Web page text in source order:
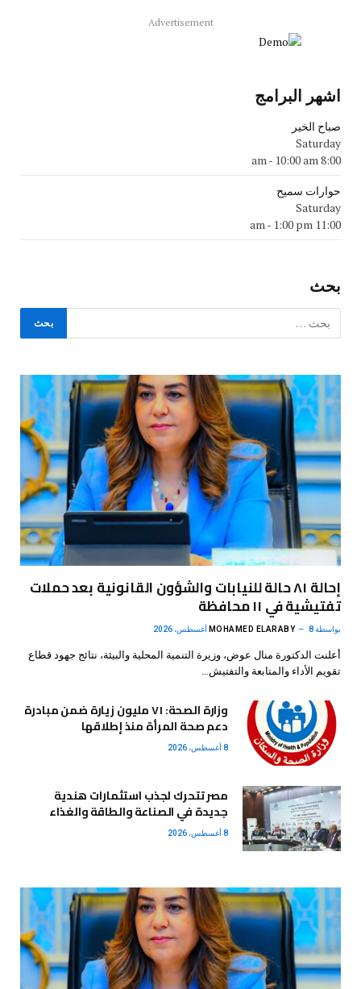
Advertisement
اشهر البرامج
صباح الخير
Saturday
8:00 am
- 10:00 am
حوارات سميح
Saturday
11:00 am
- 1:00 pm
بحث
إحالة ٨١ حالة للنيابات والشؤون القانونية بعد حملات
تفتيشية في ١١ محافظة
بواسطة MOHAMED ELARABY 8 أغسطس، 2026
أعلنت الدكتورة منال عوض، وزيرة التنمية المحلية والبيئة، نتائج جهود قطاع
تقويم الأداء والمتابعة والتفتيش…
وزارة الصحة: ٧١ مليون زيارة ضمن مبادرة
دعم صحة المرأة منذ إطلاقها
8 أغسطس، 2026
مصر تتحرك لجذب استثمارات هندية
جديدة في الصناعة والطاقة والغذاء
8 أغسطس، 2026